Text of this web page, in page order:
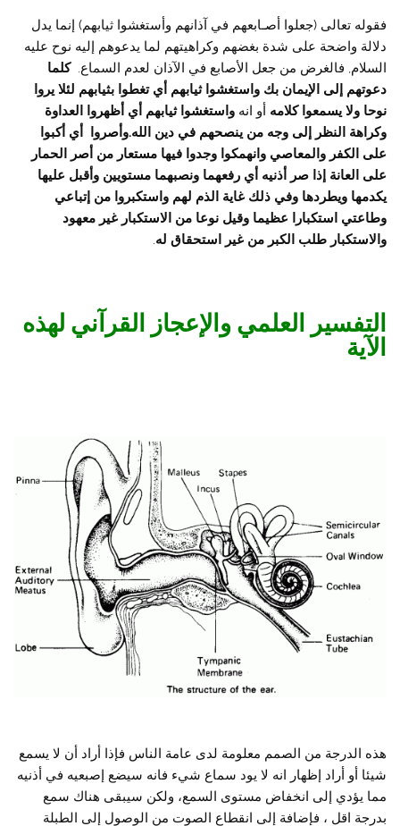
فقوله تعالى (جعلوا أصـابعهم في آذانهم وأستغشوا ثيابهم) إنما يدل
دلالة واضحة على شدة بغضهم وكراهيتهم لما يدعوهم إليه نوح عليه
السلام, فالغرض من جعل الأصابع في الآذان لعدم السماع.كلما
دعوتهم إلى الإيمان بك واستغشوا ثيابهم أي تغطوا بثيابهم لئلا يروا
نوحا ولا يسمعوا كلامه أو انهواستغشوا ثيابهم أي أظهروا العداوة
وكراهة النظر إلى وجه من ينصحهم في دين الله.وأصروا أي أكبوا
على الكفر والمعاصي وانهمكوا وجدوا فيها مستعار من أصر الحمار
على العانة إذا صر أذنيه أي رفعهما ونصبهما مستويين وأقبل عليها
يكدمها ويطردها وفي ذلك غاية الذم لهم واستكبروا من إتباعي
وطاعتي استكبارا عظيما وقيل نوعا من الاستكبار غير معهود
والاستكبار طلب الكبر من غير استحقاق له.
التفسير العلمي والإعجاز القرآني لهذه
الآية
هذه الدرجة من الصمم معلومة لدى عامة الناس فإذا أراد أن لا يسمع
شيئا أو أراد إظهار انه لا يود سماع شيء فانه سيضع إصبعيه في أذنيه
مما يؤدي إلى انخفاض مستوى السمع، ولكن سيبقى هناك سمع
بدرجة اقل ، فإضافة إلى انقطاع الصوت من الوصول إلى الطبلة